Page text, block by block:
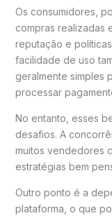
Os consumidores,
compras realizadas
reputação e
facilidade de uso
geralmente simples
processar
No entanto, esses
desafios. A
muitos vendedores
estratégias bem
Outro ponto é a
plataforma, o que